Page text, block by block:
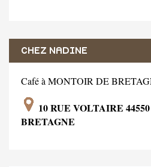
CHEZ NADINE
Café à MONTOIR DE
10 RUE VOLTAIRE
BRETAGNE